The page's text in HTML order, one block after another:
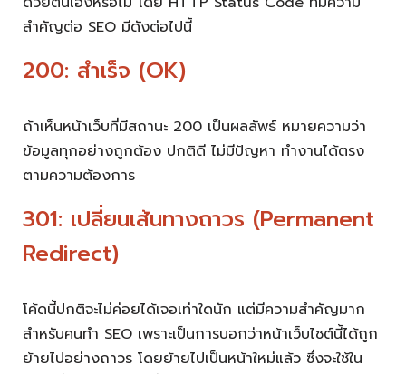
สำคัญต่อ SEO มีดังต่อไปนี้
200: สำเร็จ (OK)
ถ้าเห็นหน้าเว็บที่มีสถานะ 200 เป็นผลลัพธ์ หมายความว่า
ข้อมูลทุกอย่างถูกต้อง ปกติดี ไม่มีปัญหา ทำงานได้ตรง
ตามความต้องการ
301: เปลี่ยนเส้นทางถาวร (Permanent
Redirect)
โค้ดนี้ปกติจะไม่ค่อยได้เจอเท่าใดนัก แต่มีความสำคัญมาก
สำหรับคนทำ SEO เพราะเป็นการบอกว่าหน้าเว็บไซต์นี้ได้ถูก
ย้ายไปอย่างถาวร โดยย้ายไปเป็นหน้าใหม่แล้ว ซึ่งจะใช้ใน